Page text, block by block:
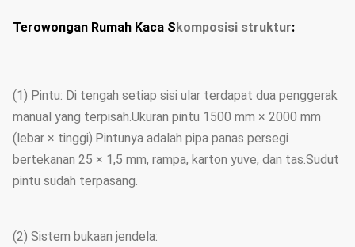
Terowongan Rumah Kaca Skomposisi struktur:
(1) Pintu: Di tengah setiap sisi ular terdapat dua penggerak
manual yang terpisah.Ukuran pintu 1500 mm × 2000 mm
(lebar × tinggi).Pintunya adalah pipa panas persegi
bertekanan 25 × 1,5 mm, rampa, karton yuve, dan tas.Sudut
pintu sudah terpasang.
(2) Sistem bukaan jendela: